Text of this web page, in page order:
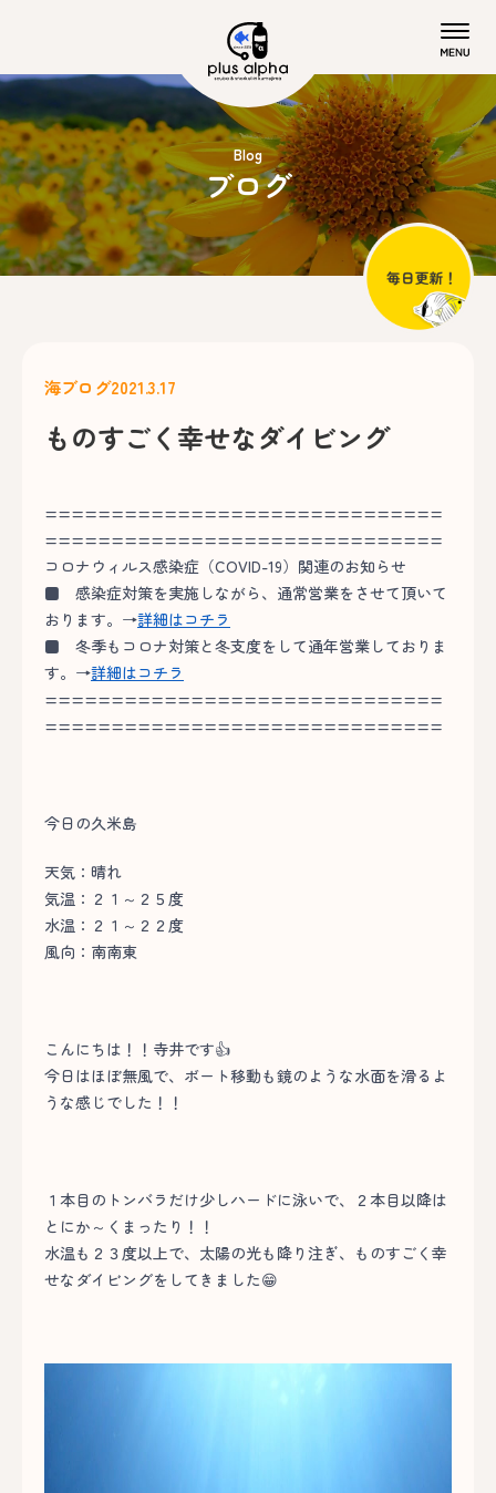
Blog
ブログ
海ブログ2021.3.17
ものすごく幸せなダイビング
==============================
==============================
コロナウィルス感染症（COVID-19）関連のお知らせ
■ 感染症対策を実施しながら、通常営業をさせて頂いて
おります。→詳細はコチラ
■ 冬季もコロナ対策と冬支度をして通年営業しておりま
す。→詳細はコチラ
==============================
==============================
今日の久米島
天気：晴れ
気温：２１～２５度
水温：２１～２２度
風向：南南東
こんにちは！！寺井です👍
今日はほぼ無風で、ボート移動も鏡のような水面を滑るよ
うな感じでした！！
１本目のトンバラだけ少しハードに泳いで、２本目以降は
とにか～くまったり！！
水温も２３度以上で、太陽の光も降り注ぎ、ものすごく幸
せなダイビングをしてきました😁